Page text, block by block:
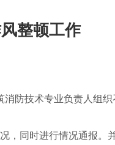
整顿工作
防技术专业负责人组织
同时进行情况通报。